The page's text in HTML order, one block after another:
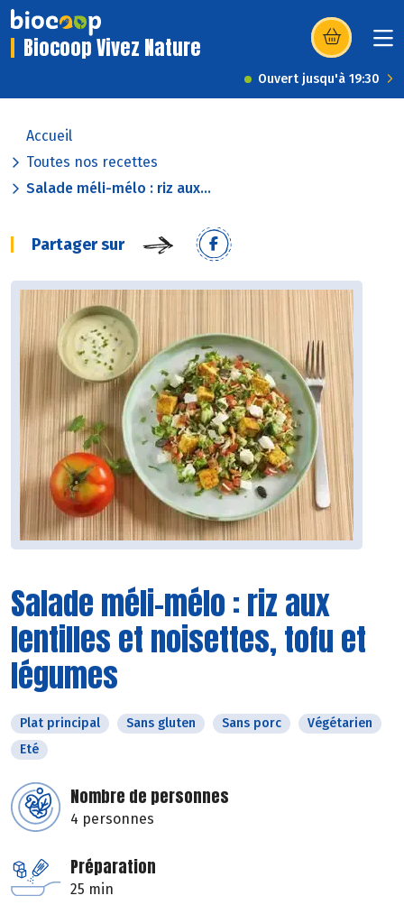
Biocoop Vivez Nature (s’ouvre dans
Ouvert jusqu'à 19:30
Accueil
Toutes nos recettes
Salade méli-mélo : riz aux...
Partager sur
Salade méli-mélo : riz aux
lentilles et noisettes, tofu et
légumes
Plat principal Sans gluten Sans porc
Végétarien
Eté
Nombre de personnes
4 personnes
Préparation
25 min